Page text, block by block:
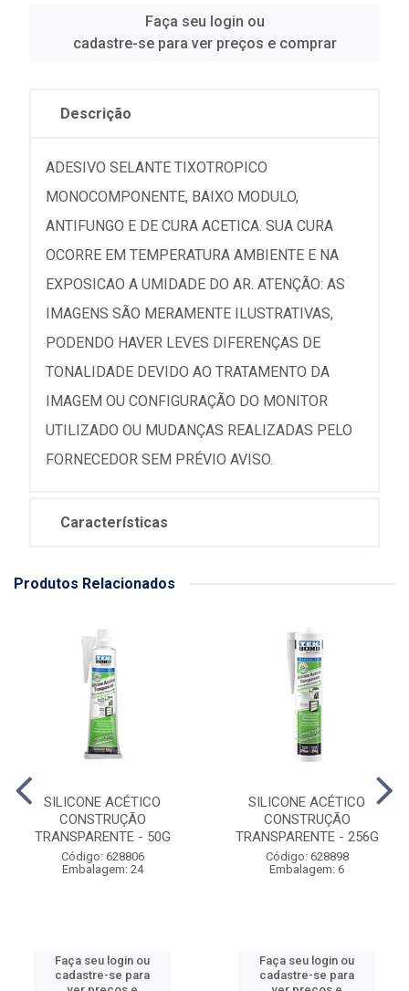
Faça seu login ou
cadastre-se para ver preços e comprar
Descrição
ADESIVO SELANTE TIXOTROPICO
MONOCOMPONENTE, BAIXO MODULO,
ANTIFUNGO E DE CURA ACETICA. SUA CURA
OCORRE EM TEMPERATURA AMBIENTE E NA
EXPOSICAO A UMIDADE DO AR. ATENÇÃO: AS
IMAGENS SÃO MERAMENTE ILUSTRATIVAS,
PODENDO HAVER LEVES DIFERENÇAS DE
TONALIDADE DEVIDO AO TRATAMENTO DA
IMAGEM OU CONFIGURAÇÃO DO MONITOR
UTILIZADO OU MUDANÇAS REALIZADAS PELO
FORNECEDOR SEM PRÉVIO AVISO.
Características
Produtos Relacionados
SILICONE ACÉTICO
CONSTRUÇÃO
TRANSPARENTE - 50G
Código: 628806
Embalagem: 24
Faça seu login ou
cadastre-se para
SILICONE ACÉTICO
CONSTRUÇÃO
TRANSPARENTE - 256G
Código: 628898
Embalagem: 6
Faça seu login ou
cadastre-se para